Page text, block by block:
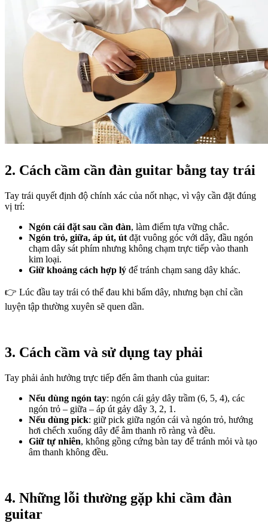
2. Cách cầm cần đàn guitar bằng tay trái
Tay trái quyết định độ chính xác của nốt nhạc, vì vậy cần đặt đúng
vị trí:
Ngón cái đặt sau cần đàn, làm điểm tựa vững chắc.
Ngón trỏ, giữa, áp út, út đặt vuông góc với dây, đầu ngón
chạm dây sát phím nhưng không chạm trực tiếp vào thanh
kim loại.
Giữ khoảng cách hợp lý để tránh chạm sang dây khác.
👉 Lúc đầu tay trái có thể đau khi bấm dây, nhưng bạn chỉ cần
luyện tập thường xuyên sẽ quen dần.
3. Cách cầm và sử dụng tay phải
Tay phải ảnh hưởng trực tiếp đến âm thanh của guitar:
Nếu dùng ngón tay: ngón cái gảy dây trầm (6, 5, 4), các
ngón trỏ – giữa – áp út gảy dây 3, 2, 1.
Nếu dùng pick: giữ pick giữa ngón cái và ngón trỏ, hướng
hơi chếch xuống dây để âm thanh rõ ràng và đều.
Giữ tự nhiên, không gồng cứng bàn tay để tránh mỏi và tạo
âm thanh không đều.
4. Những lỗi thường gặp khi cầm đàn
guitar